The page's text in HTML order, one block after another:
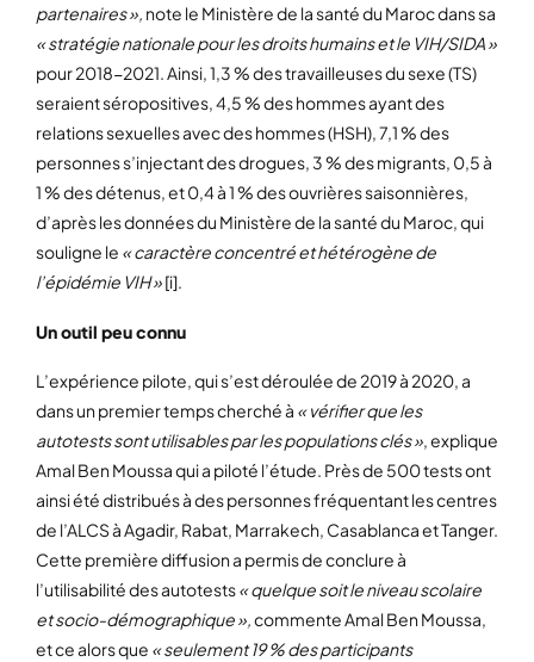
partenaires », note le Ministère de la santé du Maroc dans sa
« stratégie nationale pour les droits humains et le VIH/SIDA »
pour 2018-2021. Ainsi, 1,3 % des travailleuses du sexe (TS)
seraient séropositives, 4,5 % des hommes ayant des
relations sexuelles avec des hommes (HSH), 7,1 % des
personnes s’injectant des drogues, 3 % des migrants, 0,5 à
1 % des détenus, et 0,4 à 1 % des ouvrières saisonnières,
d’après les données du Ministère de la santé du Maroc, qui
souligne le « caractère concentré et hétérogène de
l’épidémie VIH »[i].
Un outil peu connu
L’expérience pilote, qui s’est déroulée de 2019 à 2020, a
dans un premier temps cherché à « vérifier que les
autotests sont utilisables par les populations clés », explique
Amal Ben Moussa qui a piloté l’étude. Près de 500 tests ont
ainsi été distribués à des personnes fréquentant les centres
de l’ALCS à Agadir, Rabat, Marrakech, Casablanca et Tanger.
Cette première diffusion a permis de conclure à
l’utilisabilité des autotests« quelque soit le niveau scolaire
et socio-démographique »,commente Amal Ben Moussa,
et ce alors que « seulement 19 % des participants